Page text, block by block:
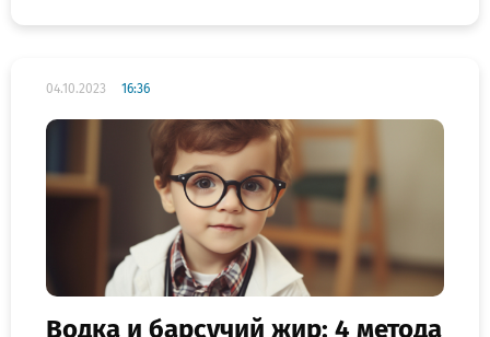
04.10.2023 16:36
Водка и барсучий жир: 4 метода